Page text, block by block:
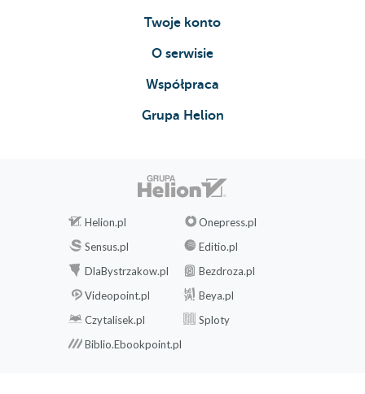
Twoje konto
O serwisie
Współpraca
Grupa Helion
Helion.pl
Onepress.pl
Sensus.pl
Editio.pl
DlaBystrzakow.pl
Bezdroza.pl
Videopoint.pl
Beya.pl
Czytalisek.pl
Sploty
Biblio.Ebookpoint.pl